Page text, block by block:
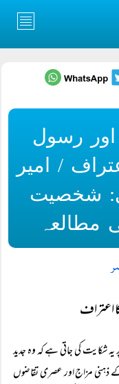
رسول
/ امیر
شخصیت
مطالعہ
اعتراف
شکایت کی جاتی ہے کہ وہ جدید
ذہنی مزاج اور عصری تقاضوں